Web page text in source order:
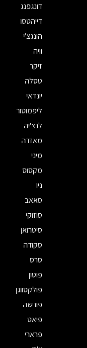
דונגפנג
דייהטסו
הונגצ'י
וויה
זיקר
טסלה
יונדאי
ליפמוטור
לנצ'יה
מאזדה
מיני
מקסוס
ניו
סאאב
סוזוקי
סיטרואן
סקודה
סרס
פוטון
פולקסווגן
פורשה
פיאט
פרארי